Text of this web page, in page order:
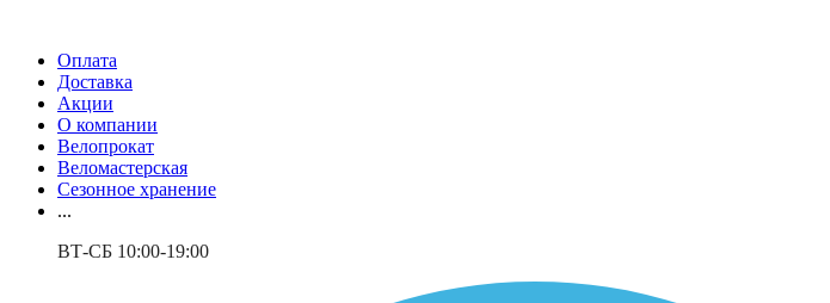
Оплата
Доставка
Акции
О компании
Велопрокат
Веломастерская
Сезонное хранение
...
ВТ-СБ 10:00-19:00